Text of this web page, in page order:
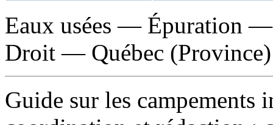
Eaux usées — Épuration
Droit — Québec (Province)
Guide sur les campements